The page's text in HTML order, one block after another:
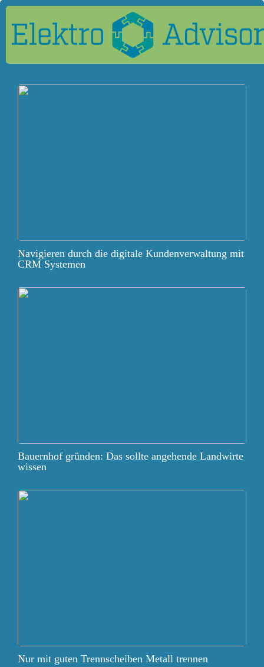
Navigieren durch die digitale Kundenverwaltung mit
CRM Systemen
Bauernhof gründen: Das sollte angehende Landwirte
wissen
Nur mit guten Trennscheiben Metall trennen